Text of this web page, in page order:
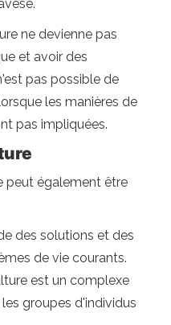
ne devienne pas
et avoir des
pas possible de
les manières de
pas impliquées.
peut également être
des solutions et des
de vie courants.
est un complexe
groupes d'individus